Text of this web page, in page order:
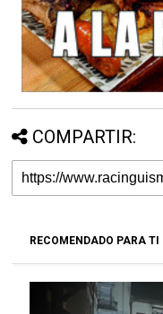
COMPARTIR:
RECOMENDADO PARA TI